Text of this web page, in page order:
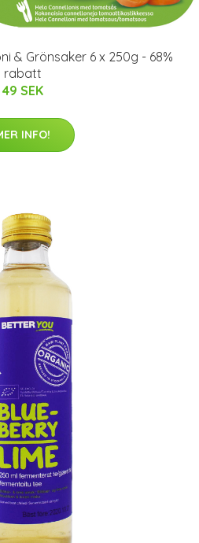
& Grönsaker 6 x 250g - 68%
rabatt
49 SEK
INFO!